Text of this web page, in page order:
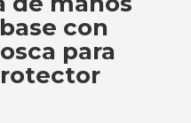
con
para